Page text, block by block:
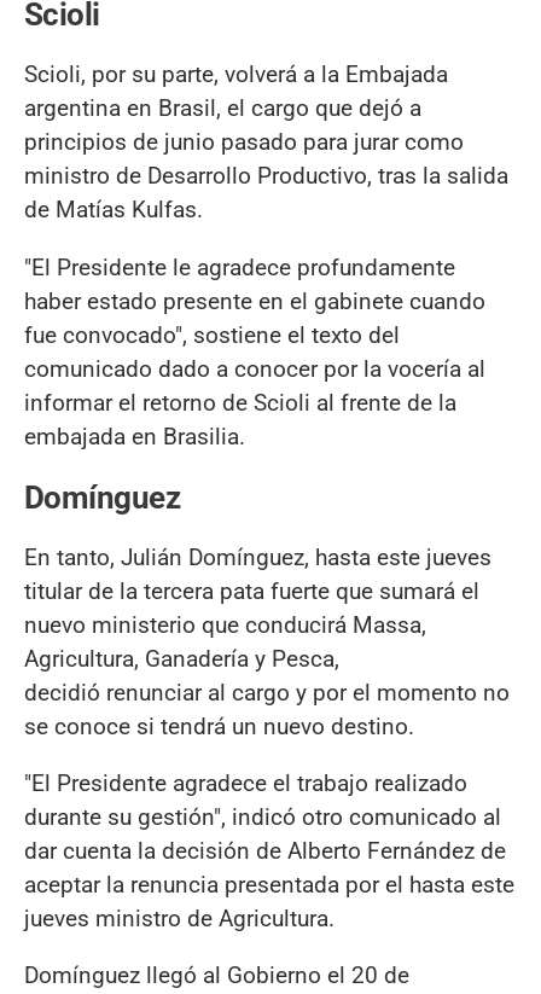
Scioli
Scioli, por su parte, volverá a la Embajada
argentina en Brasil, el cargo que dejó a
principios de junio pasado para jurar como
ministro de Desarrollo Productivo, tras la salida
de Matías Kulfas.
"El Presidente le agradece profundamente
haber estado presente en el gabinete cuando
fue convocado", sostiene el texto del
comunicado dado a conocer por la vocería al
informar el retorno de Scioli al frente de la
embajada en Brasilia.
Domínguez
En tanto, Julián Domínguez, hasta este jueves
titular de la tercera pata fuerte que sumará el
nuevo ministerio que conducirá Massa,
Agricultura, Ganadería y Pesca,
decidió renunciar al cargo y por el momento no
se conoce si tendrá un nuevo destino.
"El Presidente agradece el trabajo realizado
durante su gestión", indicó otro comunicado al
dar cuenta la decisión de Alberto Fernández de
aceptar la renuncia presentada por el hasta este
jueves ministro de Agricultura.
Domínguez llegó al Gobierno el 20 de